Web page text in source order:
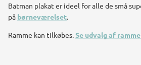
Batman plakat er ideel for alle de små
på børneværelset.
Ramme kan tilkøbes.Se udvalg af